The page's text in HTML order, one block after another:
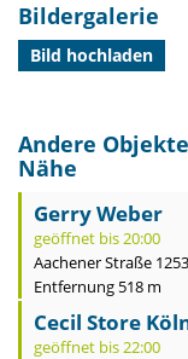
Bildergalerie
Bild hochladen
Andere
Nähe
Gerry Weber
geöffnet bis 20:00
Aachener Straße
Entfernung 518 m
Cecil Store
geöffnet bis 22:00